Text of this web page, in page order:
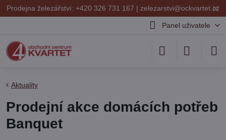
✕
Prodejna železářství: +420 326 731 167 | zelezarstvi@ockvartet.cz
Panel uživatele
Aktuality
Prodejní akce domácích potřeb
Banquet